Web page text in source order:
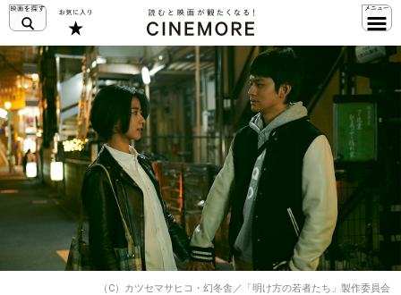
（C）カツセマサヒコ・幻冬舎／「明け方の若者たち」製作委員会